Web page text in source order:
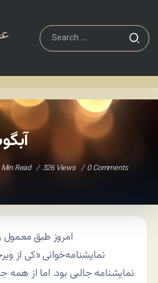
Read 326 Views 0 Comments
امروز طبق معمول
نمایشنامه‌خوانی «کی از
نمایشنامه جالبی بود. اما از همه